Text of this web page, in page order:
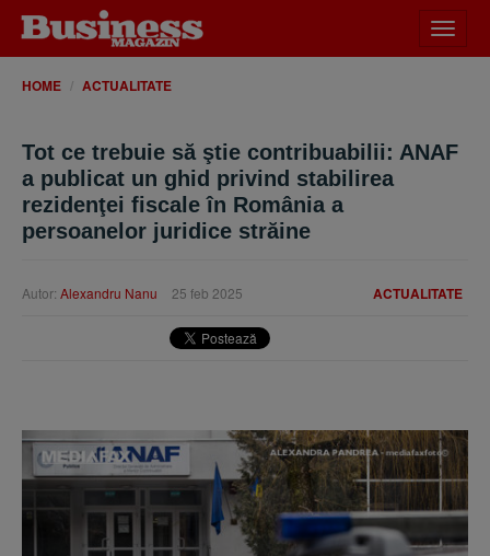
meniu
HOME ACTUALITATE
Tot ce trebuie să ştie contribuabilii: ANAF
a publicat un ghid privind stabilirea
rezidenţei fiscale în România a
persoanelor juridice străine
ACTUALITATE
Autor: Alexandru Nanu 25 feb 2025